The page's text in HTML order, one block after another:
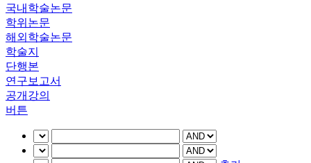
국내학술논문
학위논문
해외학술논문
학술지
단행본
연구보고서
공개강의
버튼